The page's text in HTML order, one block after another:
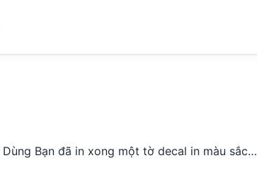
Bạn đã in xong một tờ decal in màu sắc…